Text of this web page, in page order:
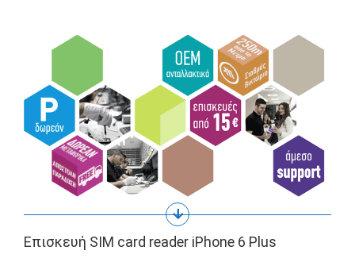
Επισκευή SIM card reader iPhone 6 Plus